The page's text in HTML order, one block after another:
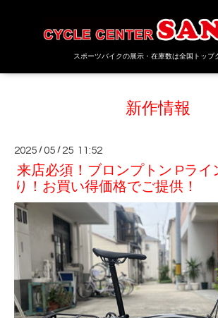
スポーツバイクの展示・在庫数は全国トップ
新作情報
2025 /05 / 25 11:52
来店必須！ブロンプトン Pライ
り！お買い得価格でご提供！